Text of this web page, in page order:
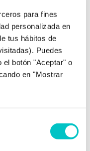
para fines
personalizada en
tus hábitos de
Puedes
el botón "Aceptar" o
en "Mostrar
brazo derecho y
todo el brazo
el mismo
después,